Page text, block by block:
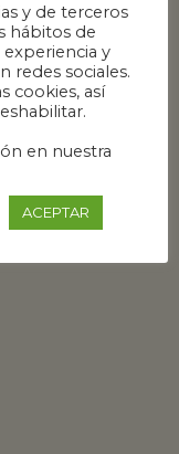
y de terceros
hábitos de
experiencia y
redes sociales.
cookies, así
en nuestra
ACEPTAR